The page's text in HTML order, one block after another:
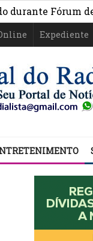
Fórum de
Expediente